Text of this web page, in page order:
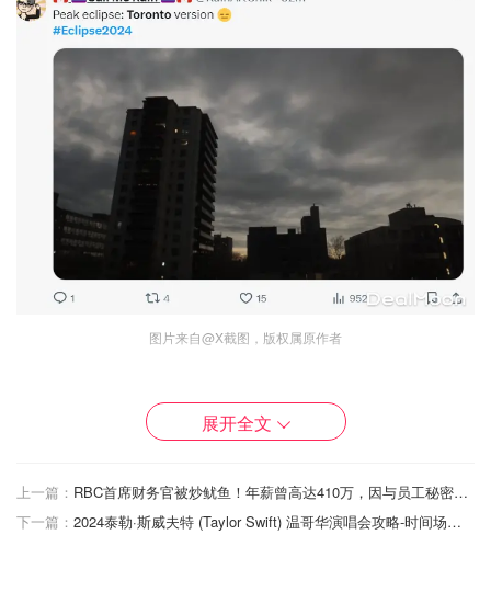
图片来自@X截图，版权属原作者
展开全文
上一篇：
RBC首席财务官被炒鱿鱼！年薪曾高达410万，因与员工秘密关系被解雇！
下一篇：
2024泰勒·斯威夫特 (Taylor Swift) 温哥华演唱会攻略-时间场馆、交通、住宿等推荐